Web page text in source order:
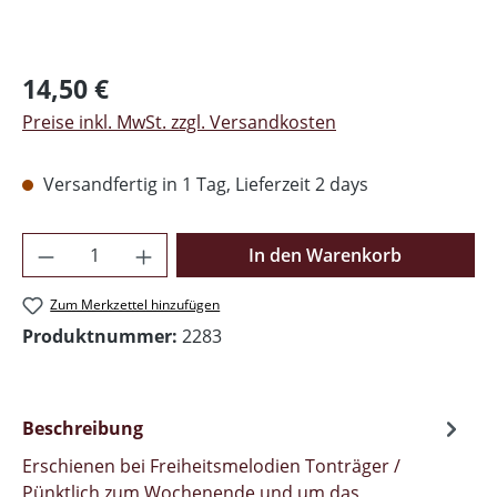
Regulärer Preis:
14,50 €
Preise inkl. MwSt. zzgl. Versandkosten
Versandfertig in 1 Tag, Lieferzeit 2 days
Produkt Anzahl: Gib den gewünschten
In den Warenkorb
Zum Merkzettel hinzufügen
Produktnummer: 2283
Beschreibung
Erschienen bei Freiheitsmelodien Tonträger /